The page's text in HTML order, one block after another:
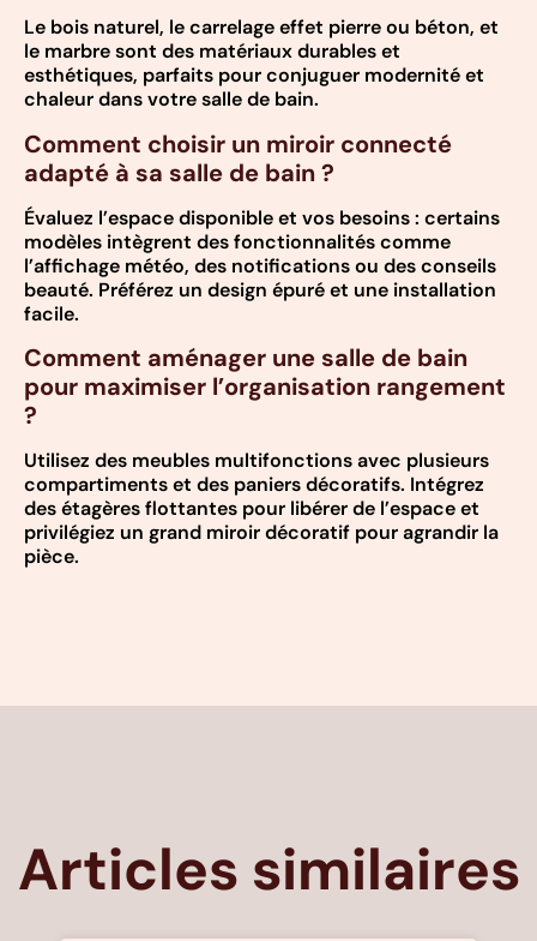
Le bois naturel, le carrelage effet pierre ou béton, et
le marbre sont des matériaux durables et
esthétiques, parfaits pour conjuguer modernité et
chaleur dans votre salle de bain.
Comment choisir un miroir connecté
adapté à sa salle de bain ?
Évaluez l’espace disponible et vos besoins : certains
modèles intègrent des fonctionnalités comme
l’affichage météo, des notifications ou des conseils
beauté. Préférez un design épuré et une installation
facile.
Comment aménager une salle de bain
pour maximiser l’organisation rangement
?
Utilisez des meubles multifonctions avec plusieurs
compartiments et des paniers décoratifs. Intégrez
des étagères flottantes pour libérer de l’espace et
privilégiez un grand miroir décoratif pour agrandir la
pièce.
Articles similaires